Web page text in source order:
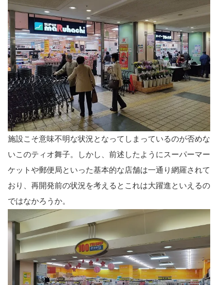
施設こそ意味不明な状況となってしまっているのが否めな
いこのティオ舞子。しかし、前述したようにスーパーマー
ケットや郵便局といった基本的な店舗は一通り網羅されて
おり、再開発前の状況を考えるとこれは大躍進といえるの
ではなかろうか。